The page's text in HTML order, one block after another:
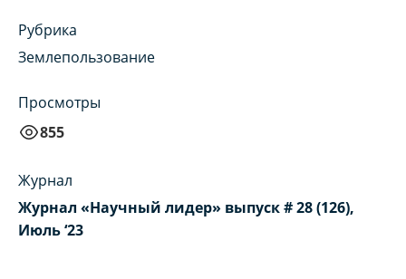
Рубрика
Землепользование
Просмотры
855
Журнал
Журнал «Научный лидер» выпуск # 28 (126),
Июль ‘23